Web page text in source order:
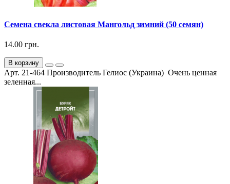
Семена свекла листовая Мангольд зимний (50 семян)
14.00 грн.
В корзину
Арт. 21-464 Производитель Гелиос (Украина) Очень ценная
зеленная...